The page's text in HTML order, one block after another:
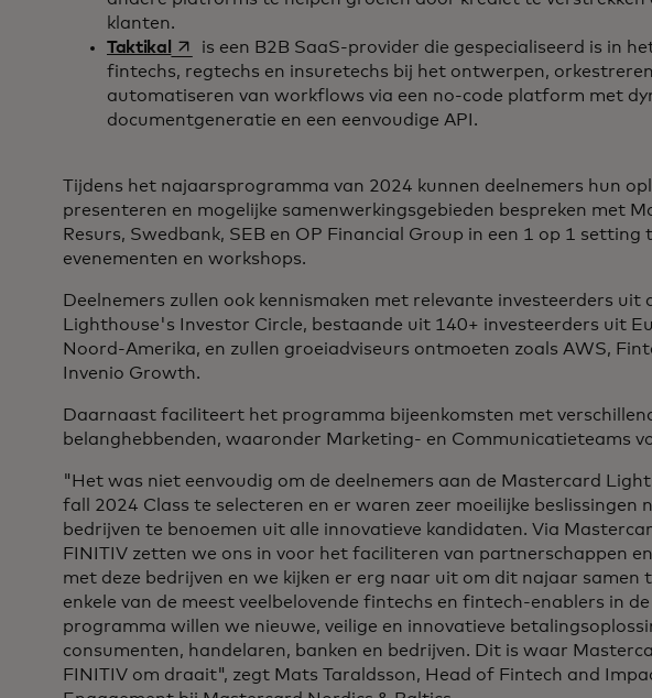
klanten.
Taktikal
opens in a new tab
is een B2B SaaS-provider die gespecialiseerd is in
fintechs, regtechs en insuretechs bij het ontwerpen,
automatiseren van workflows via een no-code platform met
documentgeneratie en een eenvoudige API.
Tijdens het najaarsprogramma van 2024 kunnen deelnemers hun
presenteren en mogelijke samenwerkingsgebieden bespreken met
Resurs, Swedbank, SEB en OP Financial Group in een 1 op 1 setting
evenementen en workshops.
Deelnemers zullen ook kennismaken met relevante investeerders uit
Lighthouse's Investor Circle, bestaande uit 140+ investeerders uit
Noord-Amerika, en zullen groeiadviseurs ontmoeten zoals AWS,
Invenio Growth.
Daarnaast faciliteert het programma bijeenkomsten met
belanghebbenden, waaronder Marketing- en Communicatieteams
"Het was niet eenvoudig om de deelnemers aan de Mastercard
fall 2024 Class te selecteren en er waren zeer moeilijke beslissingen
bedrijven te benoemen uit alle innovatieve kandidaten. Via
FINITIV zetten we ons in voor het faciliteren van partnerschappen
met deze bedrijven en we kijken er erg naar uit om dit najaar samen
enkele van de meest veelbelovende fintechs en fintech-enablers in
programma willen we nieuwe, veilige en innovatieve
consumenten, handelaren, banken en bedrijven. Dit is waar
FINITIV om draait", zegt Mats Taraldsson, Head of Fintech and